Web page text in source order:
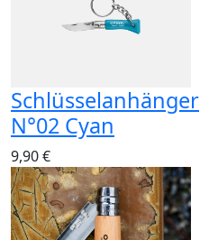
Schlüsselanhänger
N°02 Cyan
9,90 €